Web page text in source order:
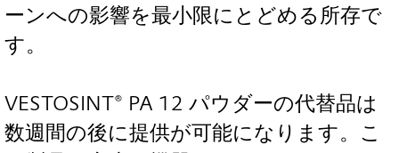
ーンへの影響を最小限にとどめる所存で
す。
VESTOSINT® PA 12 パウダーの代替品は
数週間の後に提供が可能になります。こ